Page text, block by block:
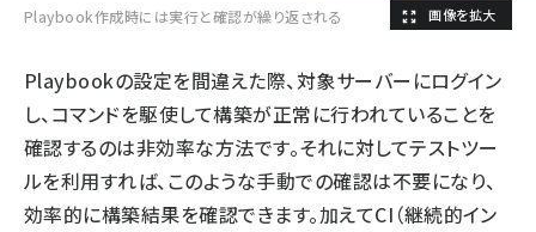
Playbook作成時には実行と確認が繰り返される
Playbookの設定を間違えた際、対象サーバーにログイン
し、コマンドを駆使して構築が正常に行われていることを
確認するのは非効率な方法です。それに対してテストツー
ルを利用すれば、このような手動での確認は不要になり、
効率的に構築結果を確認できます。加えてCI（継続的イン